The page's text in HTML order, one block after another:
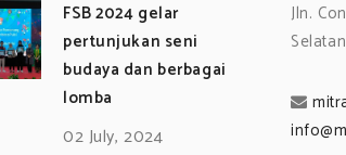
FSB 2024 gelar
pertunjukan seni
budaya dan berbagai
lomba
02 July, 2024
Jln.
Selatan